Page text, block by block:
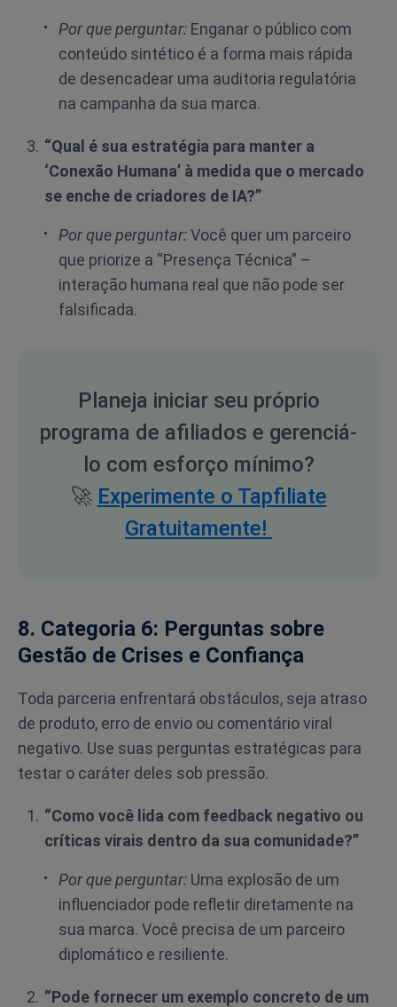
Por que perguntar: Enganar o público com
conteúdo sintético é a forma mais rápida
de desencadear uma auditoria regulatória
na campanha da sua marca.
“Qual é sua estratégia para manter a
‘Conexão Humana’ à medida que o mercado
se enche de criadores de IA?”
Por que perguntar:Você quer um parceiro
que priorize a “Presença Técnica” –
interação humana real que não pode ser
falsificada.
Planeja iniciar seu próprio
programa de afiliados e gerenciá-
lo com esforço mínimo?
🚀 Experimente o Tapfiliate
Gratuitamente!
8. Categoria 6: Perguntas sobre
Gestão de Crises e Confiança
Toda parceria enfrentará obstáculos, seja atraso
de produto, erro de envio ou comentário viral
negativo. Use suas perguntas estratégicas para
testar o caráter deles sob pressão.
“Como você lida com feedback negativo ou
críticas virais dentro da sua comunidade?”
Por que perguntar: Uma explosão de um
influenciador pode refletir diretamente na
sua marca. Você precisa de um parceiro
diplomático e resiliente.
“Pode fornecer um exemplo concreto de um